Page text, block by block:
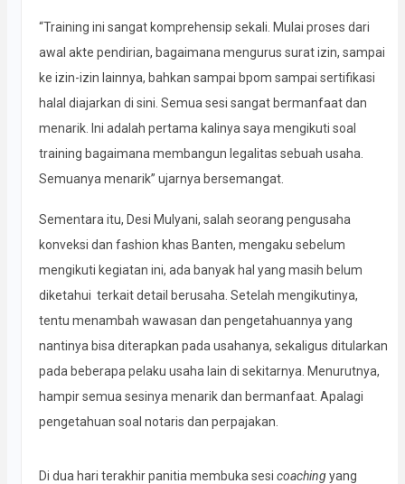
“Training ini sangat komprehensip sekali. Mulai proses dari
awal akte pendirian, bagaimana mengurus surat izin, sampai
ke izin-izin lainnya, bahkan sampai bpom sampai sertifikasi
halal diajarkan di sini. Semua sesi sangat bermanfaat dan
menarik. Ini adalah pertama kalinya saya mengikuti soal
training bagaimana membangun legalitas sebuah usaha.
Semuanya menarik” ujarnya bersemangat.
Sementara itu, Desi Mulyani, salah seorang pengusaha
konveksi dan fashion khas Banten, mengaku sebelum
mengikuti kegiatan ini, ada banyak hal yang masih belum
diketahui terkait detail berusaha. Setelah mengikutinya,
tentu menambah wawasan dan pengetahuannya yang
nantinya bisa diterapkan pada usahanya, sekaligus ditularkan
pada beberapa pelaku usaha lain di sekitarnya. Menurutnya,
hampir semua sesinya menarik dan bermanfaat. Apalagi
pengetahuan soal notaris dan perpajakan.
Di dua hari terakhir panitia membuka sesi coachingyang